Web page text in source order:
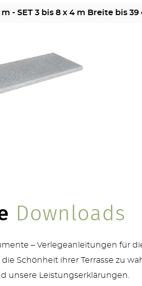
KÜCHE
- SET 3 bis 8 x 4 m Breite bis 39
Downloads
– Verlegeanleitungen für
Schönheit ihrer Terrasse zu
unsere Leistungserklärungen.